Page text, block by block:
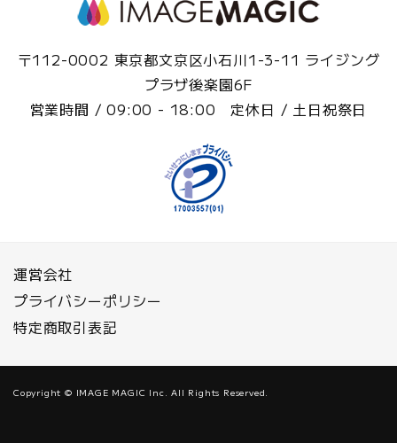
〒112-0002 東京都文京区小石川1-3-11 ライジング
プラザ後楽園6F
営業時間 / 09:00 - 18:00 定休日 / 土日祝祭日
運営会社
プライバシーポリシー
特定商取引表記
Copyright © IMAGE MAGIC Inc. All Rights Reserved.